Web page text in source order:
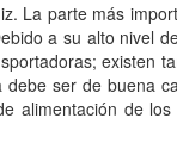
La parte más
a su alto nivel
existen
ser de buena
alimentación de